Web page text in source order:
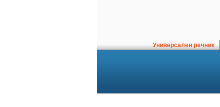
Универсален речник